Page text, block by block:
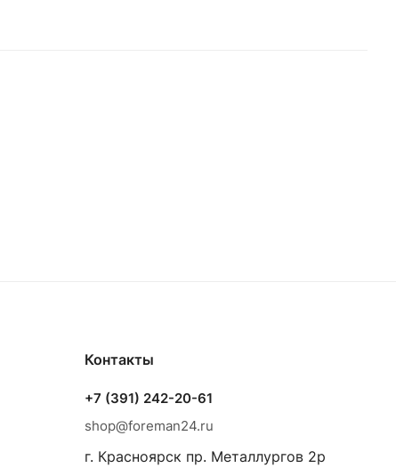
Контакты
+7 (391) 242-20-61
shop@foreman24.ru
г. Красноярск пр. Металлургов 2р